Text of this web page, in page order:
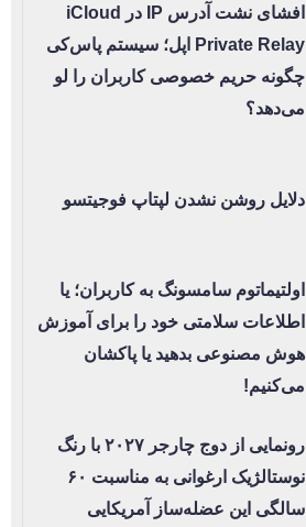
افشای نشت آدرس IP در iCloud
Private Relay اپل؛ سیستم پاس‌کی
چگونه حریم خصوصی کاربران را لو
می‌دهد؟
دلایل روشن نشدن لپتاپ فوجیتسو
اولتیماتوم سامسونگ به کاربران؛ یا
اطلاعات سلامتی خود را برای آموزش
هوش مصنوعی بدهید یا پاکشان
می‌کنیم!
رونمایی از دوج چارجر ۲۰۲۷ با رنگ
نوستالژیک ارغوانی به مناسبت ۶۰
سالگی این عضله‌ساز آمریکایی